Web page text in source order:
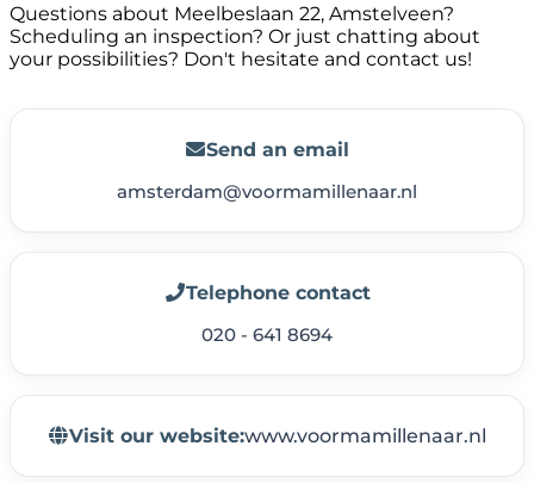
Questions about Meelbeslaan 22, Amstelveen?
Scheduling an inspection? Or just chatting about
your possibilities? Don't hesitate and contact us!
Send an email
amsterdam@voormamillenaar.nl
Telephone contact
020 - 641 8694
Visit our website:www.voormamillenaar.nl